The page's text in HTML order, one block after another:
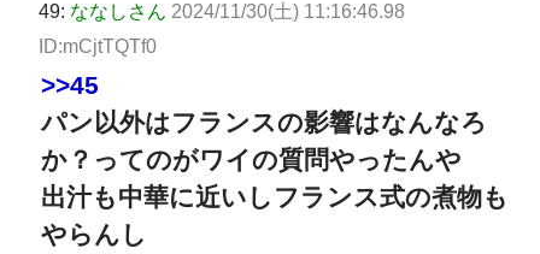
49: ななしさん 2024/11/30(土) 11:16:46.98
ID:mCjtTQTf0
>>45
パン以外はフランスの影響はなんなろ
か？ってのがワイの質問やったんや
出汁も中華に近いしフランス式の煮物も
やらんし